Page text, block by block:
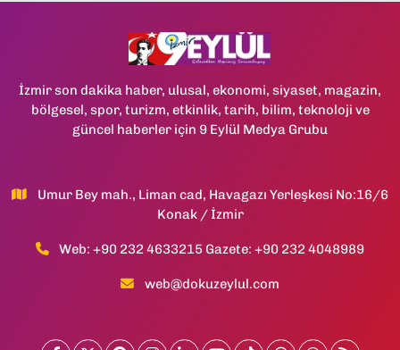
İzmir son dakika haber, ulusal, ekonomi, siyaset, magazin,
bölgesel, spor, turizm, etkinlik, tarih, bilim, teknoloji ve
güncel haberler için 9 Eylül Medya Grubu
Umur Bey mah., Liman cad, Havagazı Yerleşkesi No:16/6
Konak / İzmir
Web: +90 232 4633215 Gazete: +90 232 4048989
web@dokuzeylul.com